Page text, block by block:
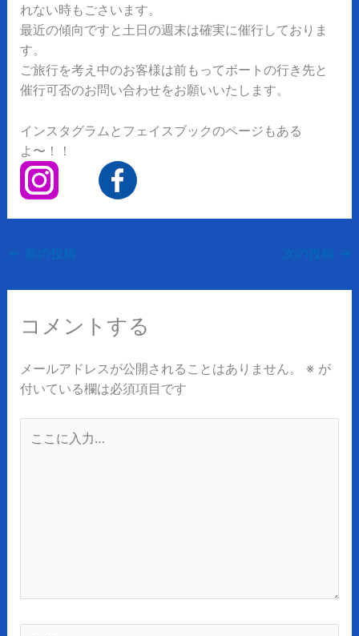
れない時もごさいます。
最近の傾向ですと土日の週末は確実に催行しておりま
す。
ご旅行を考え中のお客様は前もってボートの行き先と
催行可否のお問い合わせをお願いいたします。
インスタグラムとフェイスブックのページもある
よ〜！！
← 前の投稿 次の投稿 →
コメントする
メールアドレスが公開されることはありません。 ※ が
付いている欄は必須項目です